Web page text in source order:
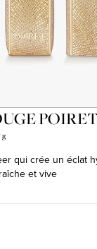
g
qui crée un éclat
et vive